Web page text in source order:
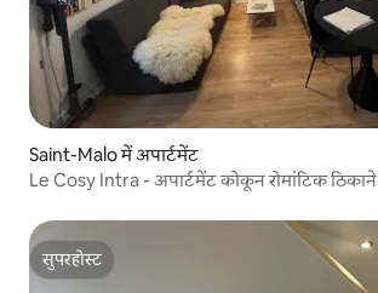
Saint-Malo में अपार्टमेंट
Le Cosy Intra - अपार्टमेंट कोकून रोमांटिक ठिकाने
सुपरहोस्ट
सुपरहोस्ट